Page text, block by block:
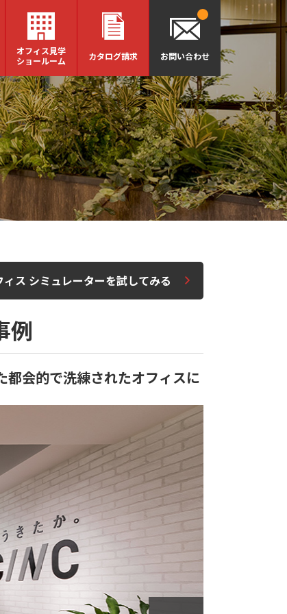
オフィス見学
ショールーム
カタログ請求 お問い合わせ
ィス シミュレーターを試してみる
例
都会的で洗練されたオフィスに